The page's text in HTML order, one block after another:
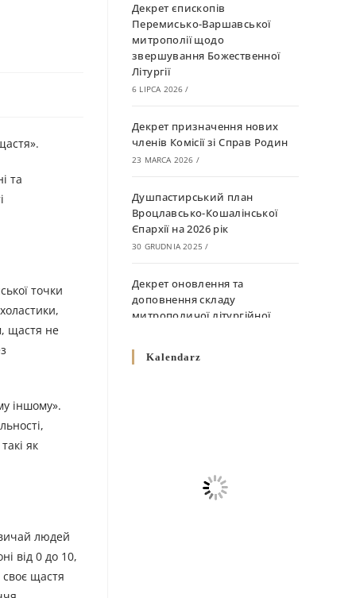
та
точки
щастя не
іншому».
як
людей
від 0 до 10,
щастя
Декрет єпископів
Перемисько-Варшавської
митрополії щодо
звершування Божественної
Літургії
6 LIPCA 2026 /
Декрет призначення нових
членів Комісії зі Справ Родин
23 MARCA 2026 /
Душпастирський план
Вроцлавсько-Кошалінської
Єпархії на 2026 рік
30 GRUDNIA 2025 /
Декрет оновлення та
доповнення складу
митрополичої літургійної
10 GRUDNIA 2025
Декрет про відзначення
Великодня і всіх рухомих
Kalendarz